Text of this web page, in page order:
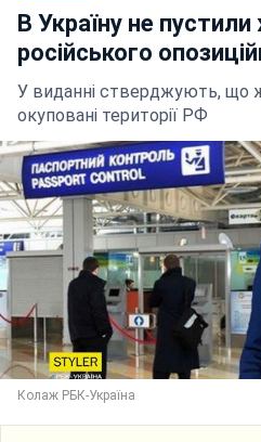
В Україну не
російського
У виданні стверджують, що
окуповані території РФ
Колаж РБК-Україна